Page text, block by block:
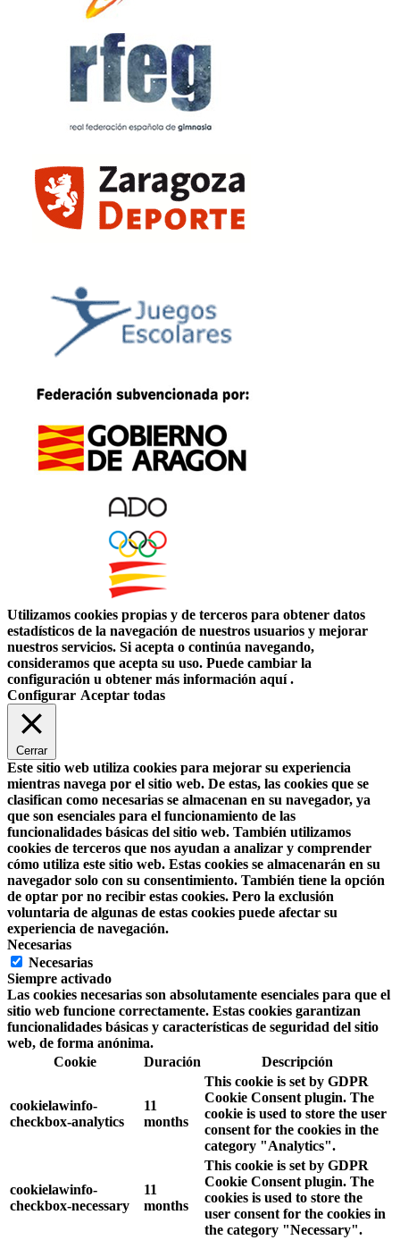
Utilizamos cookies propias y de terceros para obtener datos
estadísticos de la navegación de nuestros usuarios y mejorar
nuestros servicios. Si acepta o continúa navegando,
consideramos que acepta su uso. Puede cambiar la
configuración u obtener más información aquí .
Configurar Aceptar todas
Cerrar
Este sitio web utiliza cookies para mejorar su experiencia
mientras navega por el sitio web. De estas, las cookies que se
clasifican como necesarias se almacenan en su navegador, ya
que son esenciales para el funcionamiento de las
funcionalidades básicas del sitio web. También utilizamos
cookies de terceros que nos ayudan a analizar y comprender
cómo utiliza este sitio web. Estas cookies se almacenarán en su
navegador solo con su consentimiento. También tiene la opción
de optar por no recibir estas cookies. Pero la exclusión
voluntaria de algunas de estas cookies puede afectar su
experiencia de navegación.
Necesarias
Necesarias
Siempre activado
Las cookies necesarias son absolutamente esenciales para que el
sitio web funcione correctamente. Estas cookies garantizan
funcionalidades básicas y características de seguridad del sitio
web, de forma anónima.
Cookie
Duración Descripción
cookielawinfo-
checkbox-analytics
11
months
This cookie is set by GDPR
Cookie Consent plugin. The
cookie is used to store the user
consent for the cookies in the
category "Analytics".
cookielawinfo-
checkbox-necessary
11
months
This cookie is set by GDPR
Cookie Consent plugin. The
cookies is used to store the
user consent for the cookies in
the category "Necessary".